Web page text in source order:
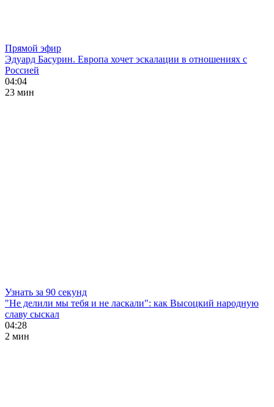
Прямой эфир
Эдуард Басурин. Европа хочет эскалации в отношениях с
Россией
04:04
23 мин
Узнать за 90 секунд
"Не делили мы тебя и не ласкали": как Высоцкий народную
славу сыскал
04:28
2 мин